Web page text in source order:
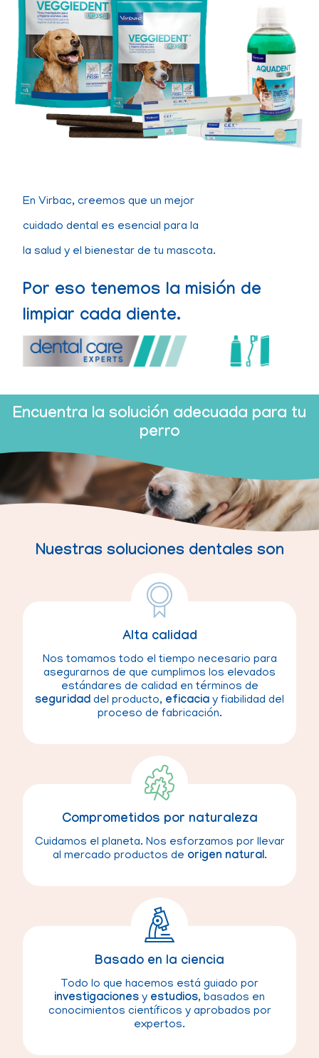
En Virbac, creemos que un mejor
cuidado dental es esencial para la
la salud y el bienestar de tu mascota.
Por eso tenemos la misión de
limpiar cada diente.
Encuentra la solución adecuada para tu
perro
Nuestras soluciones dentales son
Alta calidad
Nos tomamos todo el tiempo necesario para
asegurarnos de que cumplimos los elevados
estándares de calidad en términos de
seguridad del producto, eficacia y fiabilidad del
proceso de fabricación.
Comprometidos por naturaleza
Cuidamos el planeta. Nos esforzamos por llevar
al mercado productos de origen natural.
Basado en la ciencia
Todo lo que hacemos está guiado por
investigaciones y estudios, basados en
conocimientos científicos y aprobados por
expertos.